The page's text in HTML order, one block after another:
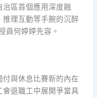
區首個應用深度融
理互動等手腕的沉醉
員何婷婷先容。
與休息比賽新的內在
退職工中展開爭當具